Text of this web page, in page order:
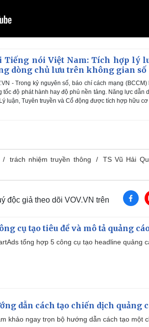
Tiếng nói Việt Nam: Tích hợp lý
dòng chủ lưu trên không gian số
- Trong kỷ nguyên số, báo chí cách mạng
tốc độ phát hành hay độ phủ nền tảng. Năng lực
luận, Tuyên truyền và Cổ động được tích hợp hữu
trách nhiệm truyền thông TS Vũ Hải
độc giả theo dõi VOV.VN trên
cụ tạo tiêu đề và mô tả quảng
tổng hợp 5 công cụ tạo headline quảng
dẫn cách tạo chiến dịch quảng
khảo ngay trọn bộ hướng dẫn cách tạo một